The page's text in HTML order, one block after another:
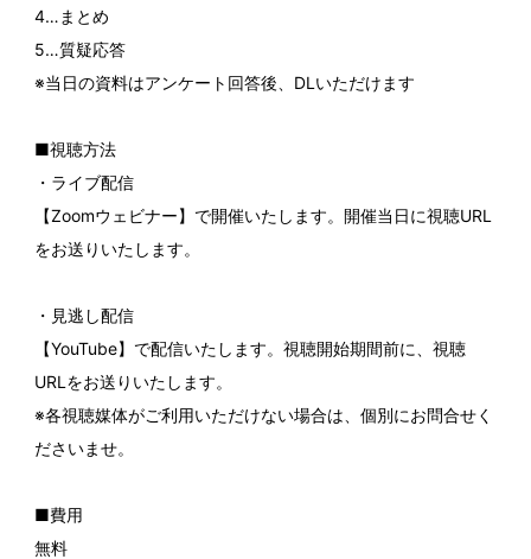
4…まとめ
5…質疑応答
※当日の資料はアンケート回答後、DLいただけます
■視聴方法
・ライブ配信
【Zoomウェビナー】で開催いたします。開催当日に視聴URL
をお送りいたします。
・見逃し配信
【YouTube】で配信いたします。視聴開始期間前に、視聴
URLをお送りいたします。
※各視聴媒体がご利用いただけない場合は、個別にお問合せく
ださいませ。
■費用
無料